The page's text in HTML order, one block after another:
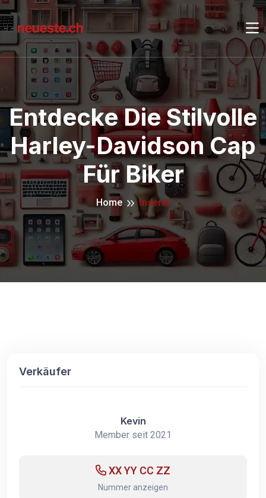
Entdecke Die Stilvolle
Harley-Davidson Cap
Für Biker
Home Inserat
Verkäufer
Kevin
Member seit 2021
XX YY CC ZZ
Nummer anzeigen